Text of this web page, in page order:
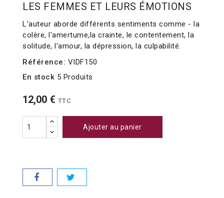
LES FEMMES ET LEURS ÉMOTIONS
L'auteur aborde différents sentiments comme - la
colère, l'amertume,la crainte, le contentement, la
solitude, l'amour, la dépression, la culpabilité.
Référence: VIDF150
En stock 5 Produits
12,00 € TTC
Ajouter au panier